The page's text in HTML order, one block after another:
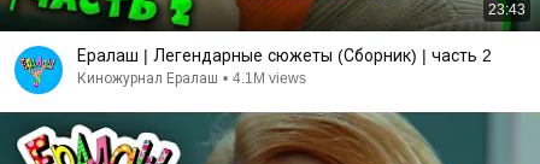
23:43
Ералаш | Легендарные сюжеты (Сборник) | часть 2
Киножурнал Ералаш • 4.1M views